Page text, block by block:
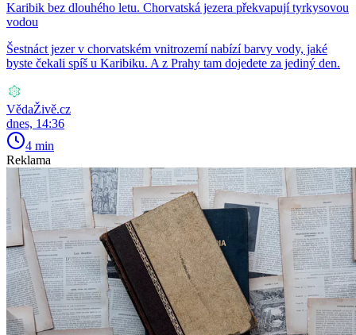
Karibik bez dlouhého letu. Chorvatská jezera překvapují tyrkysovou
vodou
Šestnáct jezer v chorvatském vnitrozemí nabízí barvy vody, jaké
byste čekali spíš u Karibiku. A z Prahy tam dojedete za jediný den.
VědaŽivě.cz
dnes, 14:36
4 min
Reklama